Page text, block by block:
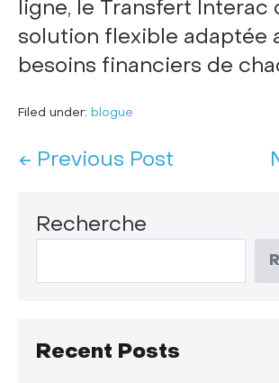
ligne, le Transfert Interac
solution flexible adaptée
besoins financiers de
Filed under: blogue
← Previous Post
Recherche
Recent Posts